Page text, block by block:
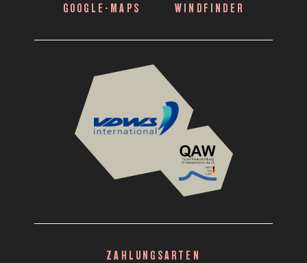
GOOGLE-MAPS WINDFINDER
VDWS
Translation
missing:
ZAHLUNGSARTEN